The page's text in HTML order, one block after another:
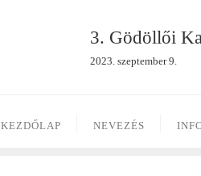
3. Gödöllői
2023. szeptember 9.
KEZDŐLAP NEVEZÉS